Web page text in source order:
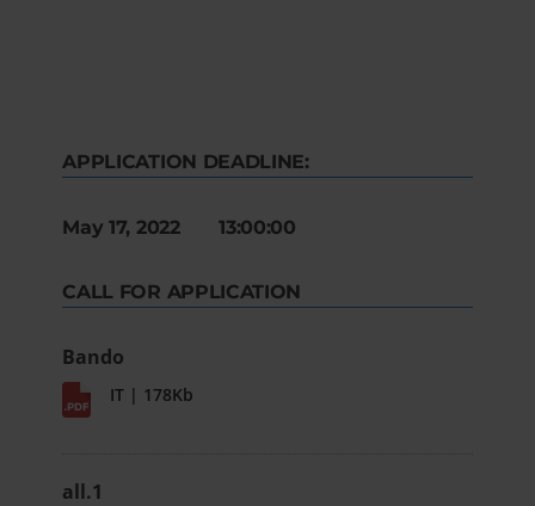
APPLICATION DEADLINE:
May 17, 2022 13:00:00
CALL FOR APPLICATION
Bando
IT | 178Kb
all.1